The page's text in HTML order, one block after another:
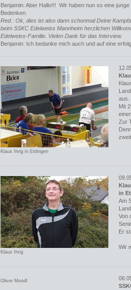
Benjamin: Aber Hallo!!! Wir haben nun so eine
Bedenken
Red.: Ok, dies ist also dann schonmal Deine
beim SSKC Edelweiss Mannheim herzlichen
Edelweiss-Familie. Vielen Dank für das Interview.
Benjamin: Ich bedanke mich auch und auf eine
Klaus Ihrig in Ettlingen
aus.
Mit
Zur
Klaus Ihrig
in
Am
Von
Er
Wir
Oliver Mondl